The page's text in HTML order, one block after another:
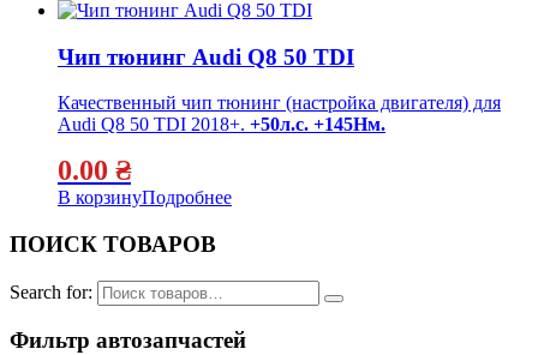
Чип тюнинг Audi Q8 50 TDI
Качественный чип тюнинг (настройка двигателя) для
Audi Q8 50 TDI 2018+. +50л.с. +145Нм.
0.00 ₴
В корзинуПодробнее
ПОИСК ТОВАРОВ
Search for:
Фильтр автозапчастей